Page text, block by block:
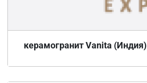
керамогранит Vanita (Индия)